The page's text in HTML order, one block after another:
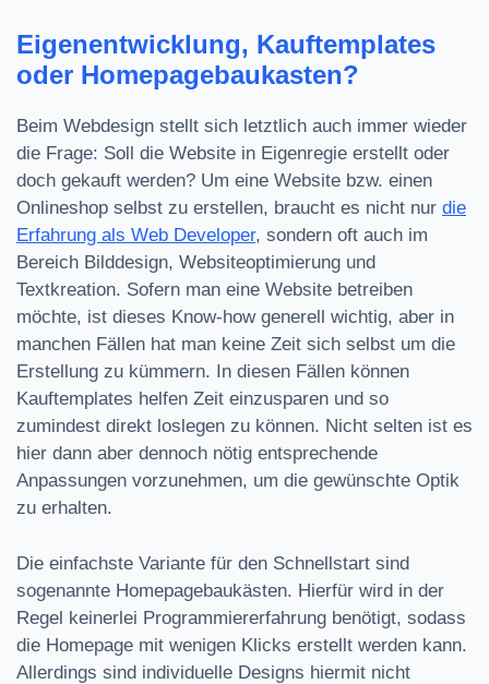
Eigenentwicklung, Kauftemplates
oder Homepagebaukasten?
Beim Webdesign stellt sich letztlich auch immer wieder
die Frage: Soll die Website in Eigenregie erstellt oder
doch gekauft werden? Um eine Website bzw. einen
Onlineshop selbst zu erstellen, braucht es nicht nur die
Erfahrung als Web Developer, sondern oft auch im
Bereich Bilddesign, Websiteoptimierung und
Textkreation. Sofern man eine Website betreiben
möchte, ist dieses Know-how generell wichtig, aber in
manchen Fällen hat man keine Zeit sich selbst um die
Erstellung zu kümmern. In diesen Fällen können
Kauftemplates helfen Zeit einzusparen und so
zumindest direkt loslegen zu können. Nicht selten ist es
hier dann aber dennoch nötig entsprechende
Anpassungen vorzunehmen, um die gewünschte Optik
zu erhalten.
Die einfachste Variante für den Schnellstart sind
sogenannte Homepagebaukästen. Hierfür wird in der
Regel keinerlei Programmiererfahrung benötigt, sodass
die Homepage mit wenigen Klicks erstellt werden kann.
Allerdings sind individuelle Designs hiermit nicht